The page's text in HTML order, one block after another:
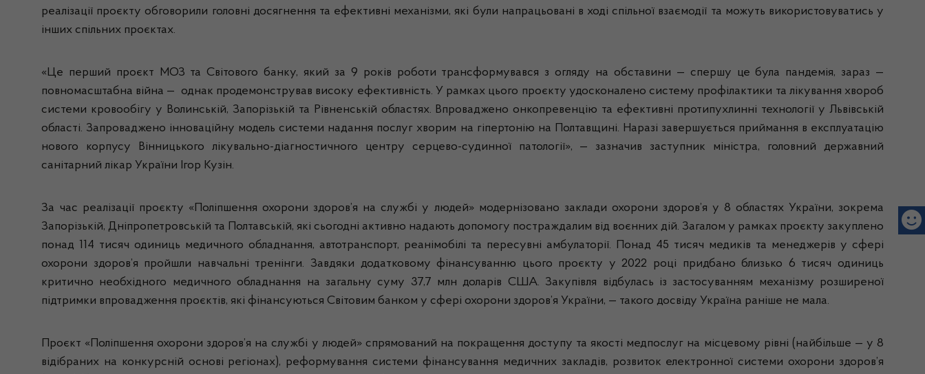
реалізації проєкту обговорили головні досягнення та ефективні механізми, які були напрацьовані в ході спільної взаємодії та можуть використовуватись у
інших спільних проєктах.
«Це перший проєкт МОЗ та Світового банку, який за 9 років роботи трансформувався з огляду на обставини — спершу це була пандемія, зараз —
повномасштабна війна — однак продемонстрував високу ефективність. У рамках цього проєкту удосконалено систему профілактики та лікування хвороб
системи кровообігу у Волинській, Запорізькій та Рівненській областях. Впроваджено онкопревенцію та ефективні протипухлинні технології у Львівській
області. Запроваджено інноваційну модель системи надання послуг хворим на гіпертонію на Полтавщині. Наразі завершується приймання в експлуатацію
нового корпусу Вінницького лікувально-діагностичного центру серцево-судинної патології», — зазначив заступник міністра, головний державний
санітарний лікар України Ігор Кузін.
За час реалізації проєкту «Поліпшення охорони здоров’я на службі у людей» модернізовано заклади охорони здоров’я у 8 областях України, зокрема
Запорізькій, Дніпропетровській та Полтавській, які сьогодні активно надають допомогу постраждалим від воєнних дій. Загалом у рамках проєкту закуплено
понад 114 тисяч одиниць медичного обладнання, автотранспорт, реанімобілі та пересувні амбулаторії. Понад 45 тисяч медиків та менеджерів у сфері
охорони здоров’я пройшли навчальні тренінги. Завдяки додатковому фінансуванню цього проєкту у 2022 році придбано близько 6 тисяч одиниць
критично необхідного медичного обладнання на загальну суму 37,7 млн доларів США. Закупівля відбулась із застосуванням механізму розширеної
підтримки впровадження проєктів, які фінансуються Світовим банком у сфері охорони здоров’я України, — такого досвіду Україна раніше не мала.
Проєкт «Поліпшення охорони здоров’я на службі у людей» спрямований на покращення доступу та якості медпослуг на місцевому рівні (найбільше — у 8
відібраних на конкурсній основі регіонах), реформування системи фінансування медичних закладів, розвиток електронної системи охорони здоров’я